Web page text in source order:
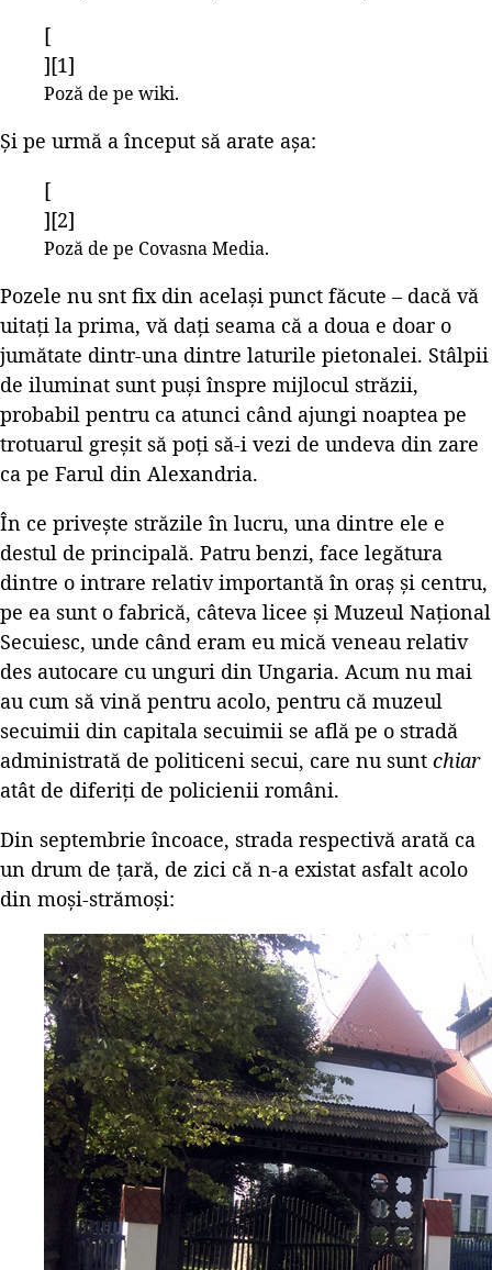
[
][1]
Poză de pe wiki.
Și pe urmă a început să arate așa:
[
][2]
Poză de pe Covasna Media.
Pozele nu snt fix din același punct făcute – dacă vă
uitați la prima, vă dați seama că a doua e doar o
jumătate dintr-una dintre laturile pietonalei. Stâlpii
de iluminat sunt puși înspre mijlocul străzii,
probabil pentru ca atunci când ajungi noaptea pe
trotuarul greșit să poți să-i vezi de undeva din zare
ca pe Farul din Alexandria.
În ce privește străzile în lucru, una dintre ele e
destul de principală. Patru benzi, face legătura
dintre o intrare relativ importantă în oraș și centru,
pe ea sunt o fabrică, câteva licee și Muzeul Național
Secuiesc, unde când eram eu mică veneau relativ
des autocare cu unguri din Ungaria. Acum nu mai
au cum să vină pentru acolo, pentru că muzeul
secuimii din capitala secuimii se află pe o stradă
administrată de politiceni secui, care nu sunt chiar
atât de diferiți de policienii români.
Din septembrie încoace, strada respectivă arată ca
un drum de țară, de zici că n-a existat asfalt acolo
din moși-strămoși: